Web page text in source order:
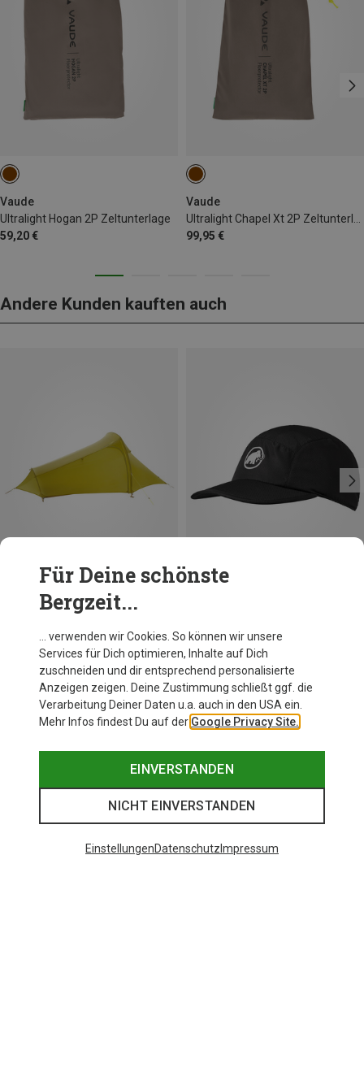
Vaude
Ultralight Hogan 2P Zeltunterlage
59,20 €
Vaude
99,95 €
Andere Kunden kauften auch
Du sparst 35%
Für Deine schönste
Bergzeit...
… verwenden wir Cookies. So können wir unsere
Services für Dich optimieren, Inhalte auf Dich
zuschneiden und dir entsprechend personalisierte
Anzeigen zeigen. Deine Zustimmung schließt ggf. die
Verarbeitung Deiner Daten u.a. auch in den USA ein.
Mehr Infos findest Du auf der Google Privacy Site.
EINVERSTANDEN
NICHT EINVERSTANDEN
EinstellungenDatenschutz Impressum